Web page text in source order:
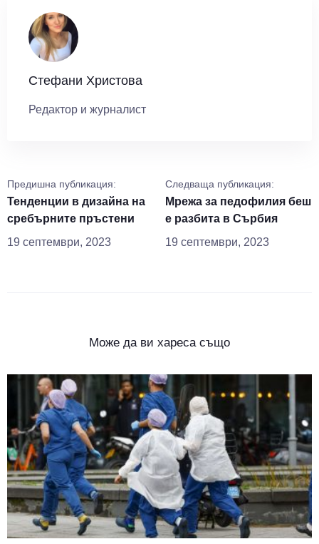
Стефани Христова
Редактор и журналист
Предишна публикация:
Тенденции в дизайна на
сребърните пръстени
19 септември, 2023
Следваща публикация:
Мрежа за педофилия беш
е разбита в Сърбия
19 септември, 2023
Може да ви хареса също